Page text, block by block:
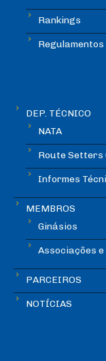
Rankings
Regulamentos
DEP. TÉCNICO
NATA
Route Setters
Informes
MEMBROS
Ginásios
Associações e
PARCEIROS
NOTÍCIAS